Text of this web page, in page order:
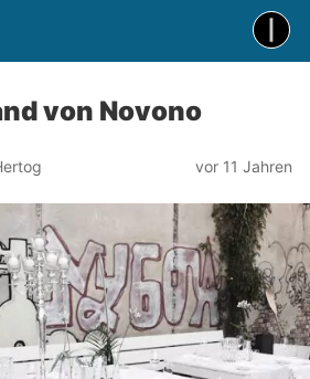
von Novono
vor 11 Jahren